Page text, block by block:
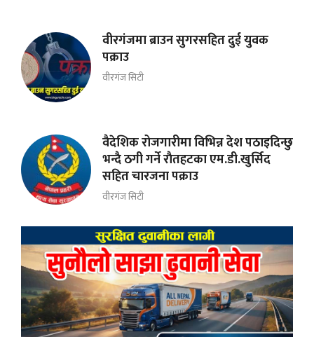
वीरगंजमा ब्राउन सुगरसहित दुई युवक
पक्राउ
वीरगंज सिटी
वैदेशिक रोजगारीमा विभिन्न देश पठाइदिन्छु
भन्दै ठगी गर्ने राैतहटका एम.डी.खुर्सिद
सहित चारजना पक्राउ
वीरगंज सिटी